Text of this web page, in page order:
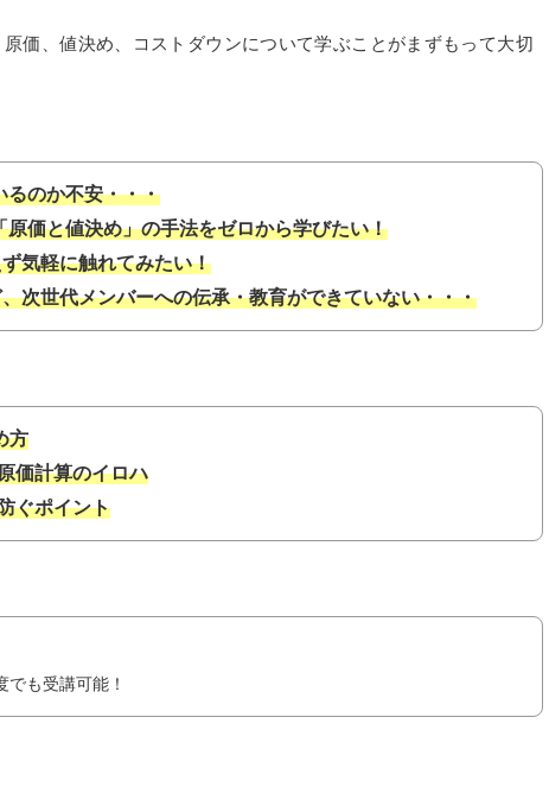
価、値決め、コストダウンについて学ぶことがまずもって大切
るのか不安・・・
原価と値決め」の手法をゼロから学びたい！
気軽に触れてみたい！
次世代メンバーへの伝承・教育ができていない・・・
方
価計算のイロハ
ぐポイント
も受講可能！